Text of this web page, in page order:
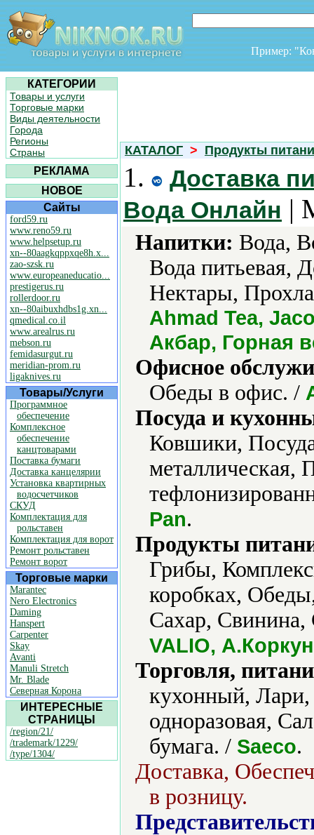
Пример:
КАТЕГОРИИ
Товары и услуги
Торговые марки
Виды деятельности
Города
Регионы
Страны
РЕКЛАМА
НОВОЕ
Сайты
ford59.ru
www.reno59.ru
www.helpsetup.ru
xn--80aagkqppxqe8h.x...
zao-szsk.ru
www.europeaneducatio...
prestigerus.ru
rollerdoor.ru
xn--80aibuxhdbs1g.xn...
qmedical.co.il
www.arealrus.ru
mebson.ru
femidasurgut.ru
meridian-prom.ru
ligaknives.ru
Товары/Услуги
Программное
обеспечение
Комплексное
обеспечение
канцтоварами
Поставка бумаги
Доставка канцелярии
Установка квартирных
водосчетчиков
СКУД
Комплектация для
рольставен
Комплектация для ворот
Ремонт рольставен
Ремонт ворот
Торговые марки
Marantec
Nero Electronics
Daming
Hanspert
Carpenter
Skay
Avanti
Manuli Stretch
Mr. Blade
Северная Корона
ИНТЕРЕСНЫЕ
СТРАНИЦЫ
/region/21/
/trademark/1229/
/type/1304/
КАТАЛОГ > Продукты
1.
Доставка
Вода Онлайн |
Напитки: Вода,
Вода питьевая,
Нектары,
Ahmad Tea,
Акбар, Горная
Офисное
Обеды в офис. /
Посуда и
Ковшики,
металлическая,
Pan.
Продукты
Грибы,
коробках,
Сахар,
VALIO,
Торговля,
кухонный,
одноразовая,
бумага. / Saeco.
Доставка,
в розницу.